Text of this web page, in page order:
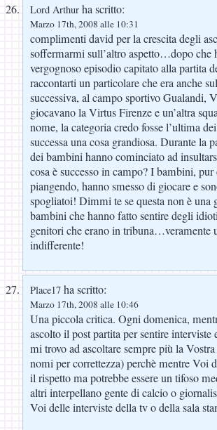
Lord Arthur ha scritto:
Marzo 17th, 2008 alle 10:31
complimenti david per la crescita degli
soffermarmi sull’altro aspetto…dopo che
vergognoso episodio capitato alla partita
raccontarti un particolare che era anche
successiva, al campo sportivo Gualandi,
giocavano la Virtus Firenze e un’altra
nome, la categoria credo fosse l’ultima
successa una cosa grandiosa. Durante la
dei bambini hanno cominciato ad
cosa è successo in campo? I bambini,
piangendo, hanno smesso di giocare e
spogliatoi! Dimmi te se questa non è una
bambini che hanno fatto sentire degli
genitori che erano in tribuna…veramente
indifferente!
Place17 ha scritto:
Marzo 17th, 2008 alle 10:46
Una piccola critica. Ogni domenica,
ascolto il post partita per sentire
mi trovo ad ascoltare sempre più la
nomi per correttezza) perchè mentre Voi
il rispetto ma potrebbe essere un tifoso
altri interpellano gente di calcio o
Voi delle interviste della tv o della sala